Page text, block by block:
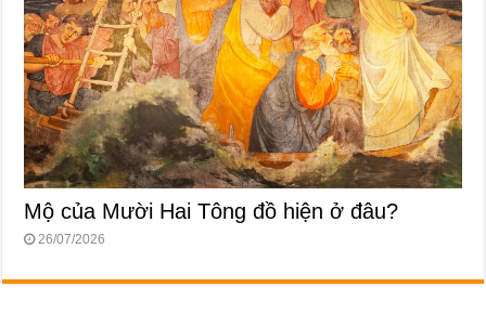
Mộ của Mười Hai Tông đồ hiện ở đâu?
26/07/2026